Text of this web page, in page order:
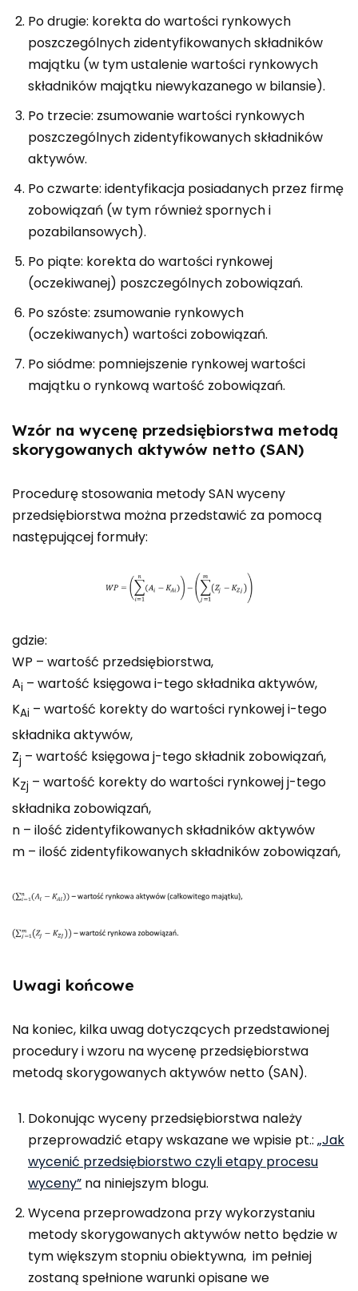
Po drugie: korekta do wartości rynkowych
poszczególnych zidentyfikowanych składników
majątku (w tym ustalenie wartości rynkowych
składników majątku niewykazanego w bilansie).
Po trzecie: zsumowanie wartości rynkowych
poszczególnych zidentyfikowanych składników
aktywów.
Po czwarte: identyfikacja posiadanych przez firmę
zobowiązań (w tym również spornych i
pozabilansowych).
Po piąte: korekta do wartości rynkowej
(oczekiwanej) poszczególnych zobowiązań.
Po szóste: zsumowanie rynkowych
(oczekiwanych) wartości zobowiązań.
Po siódme: pomniejszenie rynkowej wartości
majątku o rynkową wartość zobowiązań.
Wzór na wycenę przedsiębiorstwa metodą
skorygowanych aktywów netto (SAN)
Procedurę stosowania metody SAN wyceny
przedsiębiorstwa można przedstawić za pomocą
następującej formuły:
gdzie:
WP – wartość przedsiębiorstwa,
Ai – wartość księgowa i-tego składnika aktywów,
KAi – wartość korekty do wartości rynkowej i-tego
składnika aktywów,
Zj – wartość księgowa j-tego składnik zobowiązań,
KZj – wartość korekty do wartości rynkowej j-tego
składnika zobowiązań,
n – ilość zidentyfikowanych składników aktywów
m – ilość zidentyfikowanych składników zobowiązań,
Uwagi końcowe
Na koniec, kilka uwag dotyczących przedstawionej
procedury i wzoru na wycenę przedsiębiorstwa
metodą skorygowanych aktywów netto (SAN).
Dokonując wyceny przedsiębiorstwa należy
przeprowadzić etapy wskazane we wpisie pt.: „Jak
wycenić przedsiębiorstwo czyli etapy procesu
wyceny” na niniejszym blogu.
Wycena przeprowadzona przy wykorzystaniu
metody skorygowanych aktywów netto będzie w
tym większym stopniu obiektywna, im pełniej
zostaną spełnione warunki opisane we